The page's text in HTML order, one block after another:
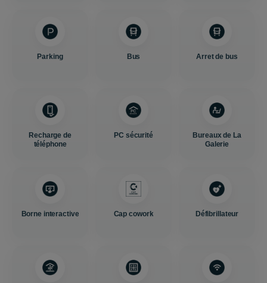
Parking Bus Arret de bus
Recharge de
téléphone
PC sécurité
Bureaux de La
Galerie
Borne interactive Cap cowork Défibrillateur